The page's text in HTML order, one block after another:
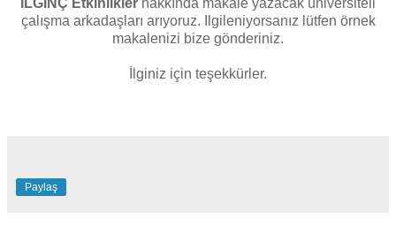
İLGİNÇ Etkinlikler hakkında makale yazacak üniversiteli
çalışma arkadaşları arıyoruz. Ilgileniyorsanız lütfen örnek
makalenizi bize gönderiniz.
İlginiz için teşekkürler.
Paylaş